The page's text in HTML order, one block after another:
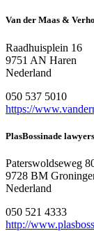
Van der Maas &
Raadhuisplein 16
9751 AN Haren
Nederland
050 537 5010
https://
PlasBossinade
Paterswoldseweg
9728 BM
Nederland
050 521 4333
http://